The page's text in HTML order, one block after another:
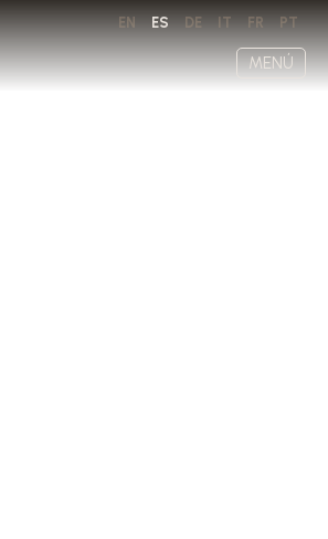
EN ES DE IT FR PT
MENÚ